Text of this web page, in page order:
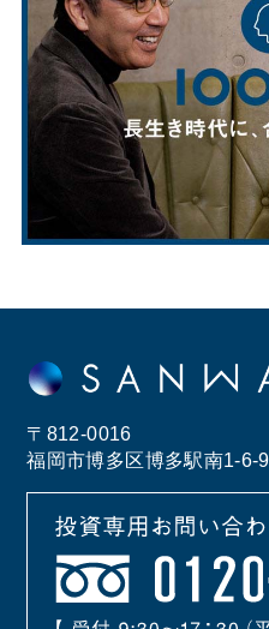
〒812-0016
福岡市博多区博多駅南1-